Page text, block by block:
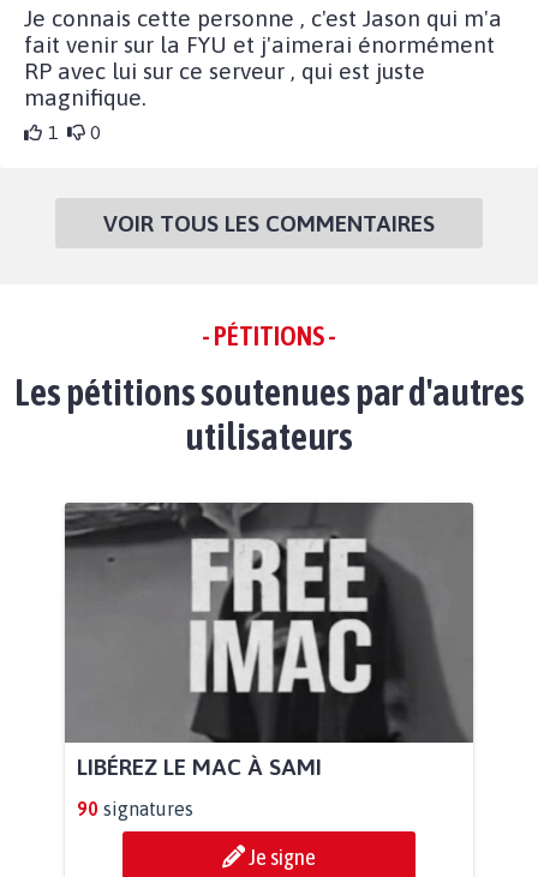
Je connais cette personne , c'est Jason qui m'a
fait venir sur la FYU et j'aimerai énormément
RP avec lui sur ce serveur , qui est juste
magnifique.
1 0
VOIR TOUS LES COMMENTAIRES
- PÉTITIONS -
Les pétitions soutenues par d'autres
utilisateurs
LIBÉREZ LE MAC À SAMI
90 signatures
Je signe